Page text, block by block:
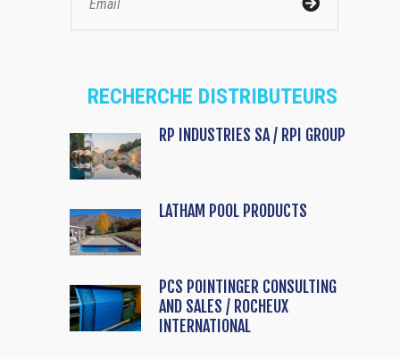
RECHERCHE DISTRIBUTEURS
RP INDUSTRIES SA / RPI GROUP
LATHAM POOL PRODUCTS
PCS POINTINGER CONSULTING
AND SALES / ROCHEUX
INTERNATIONAL